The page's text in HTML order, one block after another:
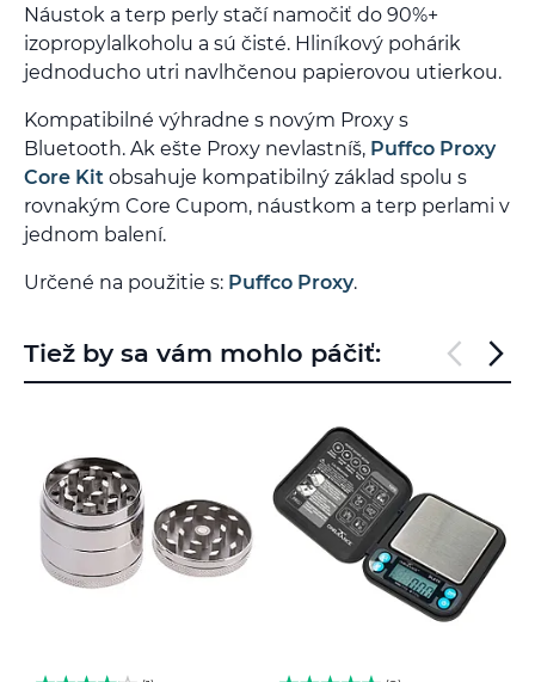
Náustok a terp perly stačí namočiť do 90%+
izopropylalkoholu a sú čisté. Hliníkový pohárik
jednoducho utri navlhčenou papierovou utierkou.
Kompatibilné výhradne s novým Proxy s
Bluetooth. Ak ešte Proxy nevlastníš, Puffco Proxy
Core Kit obsahuje kompatibilný základ spolu s
rovnakým Core Cupom, náustkom a terp perlami v
jednom balení.
Určené na použitie s: Puffco Proxy.
Tiež by sa vám mohlo páčiť: